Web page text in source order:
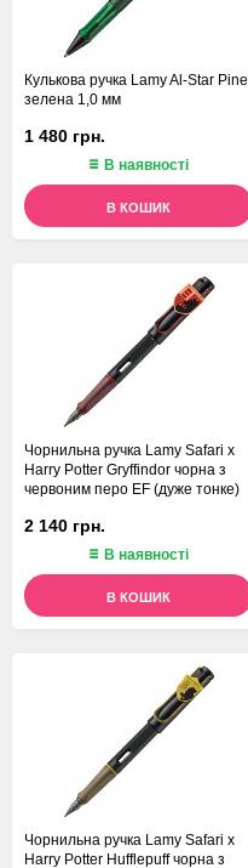
Кулькова ручка Lamy Al-Star Pine
зелена 1,0 мм
1 480 грн.
В наявності
В КОШИК
Чорнильна ручка Lamy Safari x
Harry Potter Gryffindor чорна з
червоним перо EF (дуже тонке)
2 140 грн.
В наявності
В КОШИК
Чорнильна ручка Lamy Safari x
Harry Potter Hufflepuff чорна з